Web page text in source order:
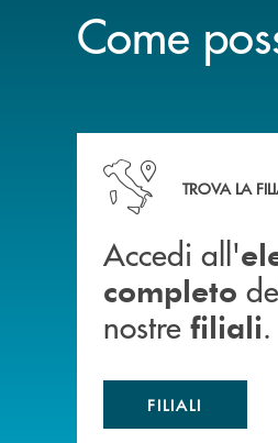
Come
Accedi all' elenco
TROVA LA
Accedi all'
completo
nostre filiali.
FILIALI